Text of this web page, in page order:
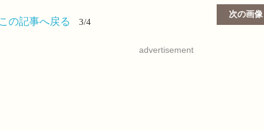
次の画像
この記事へ戻る 3/4
advertisement